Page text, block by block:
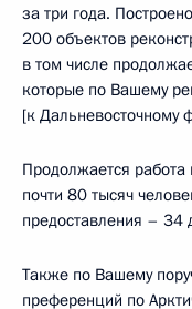
за три года.
200 объектов
в том числе
которые по Вашему
[к Дальневосточному
Продолжается
почти 80 тысяч
предоставления – 34
Также по Вашему
преференций по